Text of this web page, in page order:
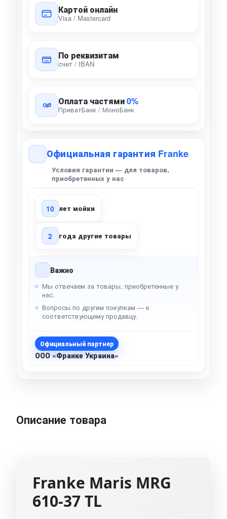
Картой онлайн
Visa / Mastercard
По реквизитам
счет / IBAN
Оплата частями0%
ПриватБанк / МоноБанк
Официальная гарантия Franke
Условия гарантии — для товаров,
приобретенных у нас
10 лет мойки
2 года другие товары
Важно
Мы отвечаем за товары, приобретенные у
нас.
Вопросы по другим покупкам — к
соответствующему продавцу.
Официальный партнер
ООО «Франке Украина»
Описание товара
Franke Maris MRG
610-37 TL